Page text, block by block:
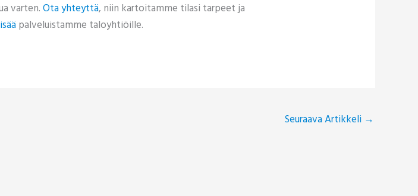
varten.Ota yhteyttä, niin kartoitamme tilasi tarpeet ja
palveluistamme taloyhtiöille.
Seuraava Artikkeli →